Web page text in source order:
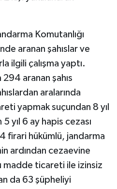
Komutanlığı
aranan şahıslar ve
ilgili çalışma yaptı.
294 aranan şahıs
aralarında
yapmak suçundan 8 yıl
yıl 6 ay hapis cezası
firari hükümlü, jandarma
ardından cezaevine
ticareti ile izinsiz
da 63 şüpheliyi